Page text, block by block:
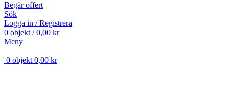
Begär offert
Sök
Logga in / Registrera
0 objekt / 0,00 kr
Meny
0 objekt 0,00 kr